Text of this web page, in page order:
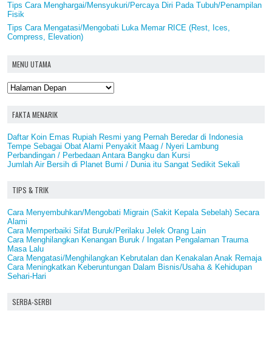
Tips Cara Menghargai/Mensyukuri/Percaya Diri Pada Tubuh/Penampilan
Fisik
Tips Cara Mengatasi/Mengobati Luka Memar RICE (Rest, Ices,
Compress, Elevation)
MENU UTAMA
FAKTA MENARIK
Daftar Koin Emas Rupiah Resmi yang Pernah Beredar di Indonesia
Tempe Sebagai Obat Alami Penyakit Maag / Nyeri Lambung
Perbandingan / Perbedaan Antara Bangku dan Kursi
Jumlah Air Bersih di Planet Bumi / Dunia itu Sangat Sedikit Sekali
TIPS & TRIK
Cara Menyembuhkan/Mengobati Migrain (Sakit Kepala Sebelah) Secara
Alami
Cara Memperbaiki Sifat Buruk/Perilaku Jelek Orang Lain
Cara Menghilangkan Kenangan Buruk / Ingatan Pengalaman Trauma
Masa Lalu
Cara Mengatasi/Menghilangkan Kebrutalan dan Kenakalan Anak Remaja
Cara Meningkatkan Keberuntungan Dalam Bisnis/Usaha & Kehidupan
Sehari-Hari
SERBA-SERBI